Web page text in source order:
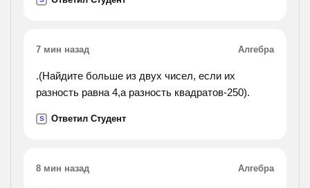
7 мин назад Алгебра
.(Найдите больше из двух чисел, если их
разность равна 4,а разность квадратов-250).
S Ответил Студент
8 мин назад Алгебра